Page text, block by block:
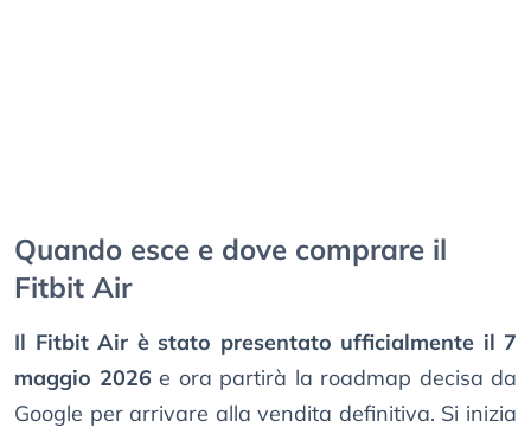
Quando esce e dove comprare il
Fitbit Air
Il Fitbit Air è stato presentato ufficialmente il 7
maggio 2026 e ora partirà la roadmap decisa da
Google per arrivare alla vendita definitiva. Si inizia